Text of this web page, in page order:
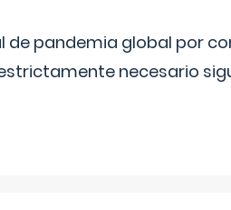
de pandemia global por
necesario